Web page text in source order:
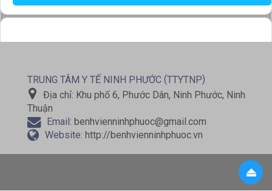
TRUNG TÂM Y TẾ NINH PHƯỚC (TTYTNP)
Địa chỉ: Khu phố 6, Phước Dân, Ninh Phước, Ninh
Thuận
Email: benhvienninhphuoc@gmail.com
Website: http://benhvienninhphuoc.vn